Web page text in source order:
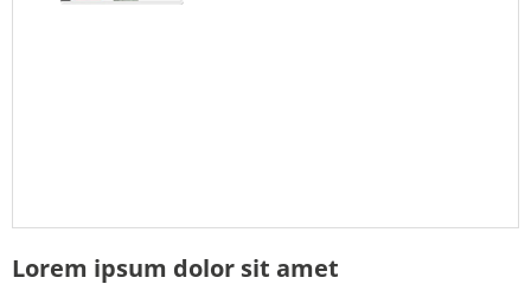
Lorem ipsum dolor sit amet